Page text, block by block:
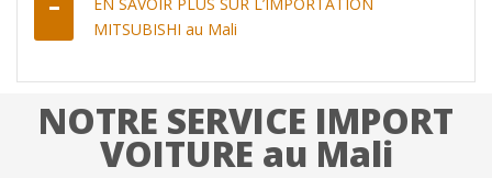
MITSUBISHI au Mali
NOTRE SERVICE IMPORT
VOITURE au Mali